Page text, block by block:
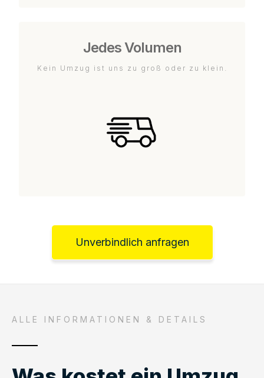
Jedes Volumen
Kein Umzug ist uns zu groß oder zu klein.
Unverbindlich anfragen
ALLE INFORMATIONEN & DETAILS